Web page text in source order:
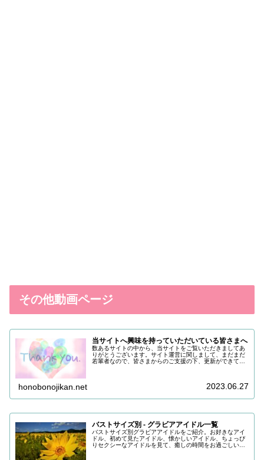
その他動画ページ
当サイトへ興味を持っていただいている皆さまへ
数あるサイトの中から、当サイトをご覧いただきましてあ
りがとうございます。サイト運営に関しまして、まだまだ
若輩者なので、皆さまからのご支援の下、更新ができてい
honobonojikan.net 2023.06.27
バストサイズ別 - グラビアアイドル一覧
バストサイズ別グラビアアイドルをご紹介。お好きなアイ
ドル、初めて見たアイドル、懐かしいアイドル、ちょっぴ
りセクシーなアイドルを見て、癒しの時間をお過ごしいた